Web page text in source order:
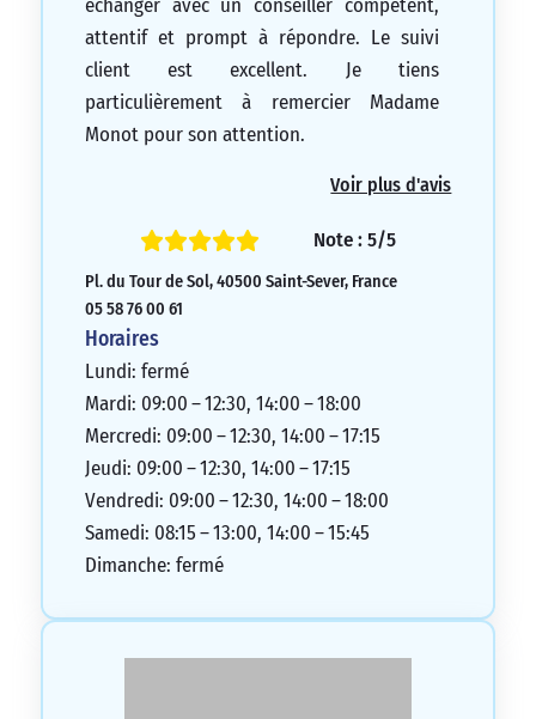
échanger avec un conseiller compétent,
attentif et prompt à répondre. Le suivi
client est excellent. Je tiens
particulièrement à remercier Madame
Monot pour son attention.
Voir plus d'avis
Note : 5/5
Pl. du Tour de Sol, 40500 Saint-Sever, France
05 58 76 00 61
Horaires
Lundi: fermé
Mardi: 09:00 – 12:30, 14:00 – 18:00
Mercredi: 09:00 – 12:30, 14:00 – 17:15
Jeudi: 09:00 – 12:30, 14:00 – 17:15
Vendredi: 09:00 – 12:30, 14:00 – 18:00
Samedi: 08:15 – 13:00, 14:00 – 15:45
Dimanche: fermé